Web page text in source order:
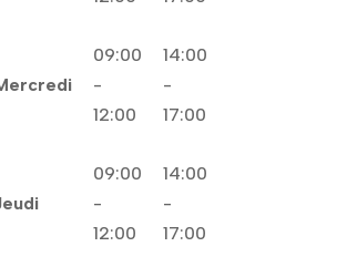
09:00
-
12:00
14:00
-
17:00
09:00
-
12:00
14:00
-
17:00